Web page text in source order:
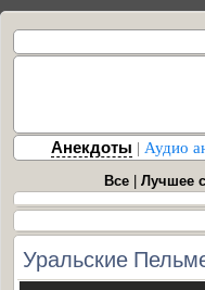
Анекдоты | Аудио
Все Лучшее
Уральские